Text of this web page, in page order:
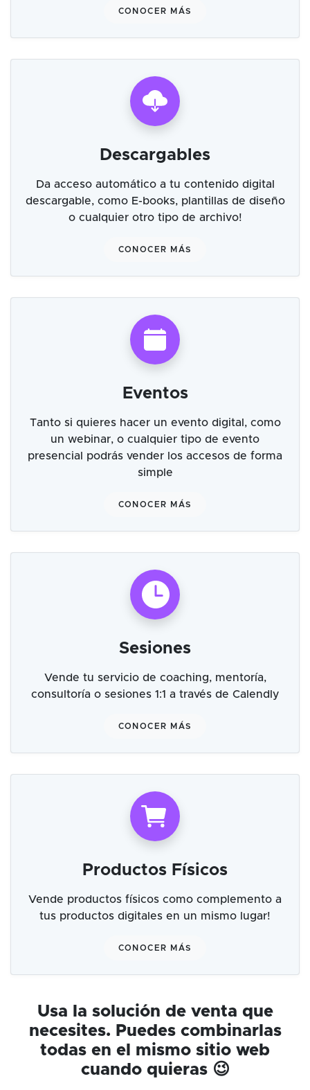
CONOCER MÁS
Descargables
Da acceso automático a tu contenido digital
descargable, como E-books, plantillas de diseño
o cualquier otro tipo de archivo!
CONOCER MÁS
Eventos
Tanto si quieres hacer un evento digital, como
un webinar, o cualquier tipo de evento
presencial podrás vender los accesos de forma
simple
CONOCER MÁS
Sesiones
Vende tu servicio de coaching, mentoría,
consultoría o sesiones 1:1 a través de Calendly
CONOCER MÁS
Productos Físicos
Vende productos físicos como complemento a
tus productos digitales en un mismo lugar!
CONOCER MÁS
Usa la solución de venta que
necesites. Puedes combinarlas
todas en el mismo sitio web
cuando quieras 😉